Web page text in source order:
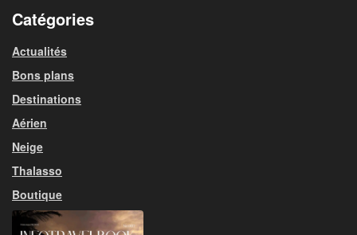
Catégories
Actualités
Bons plans
Destinations
Aérien
Neige
Thalasso
Boutique